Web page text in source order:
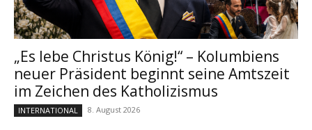
„Es lebe Christus König!“ – Kolumbiens
neuer Präsident beginnt seine Amtszeit
im Zeichen des Katholizismus
INTERNATIONAL 8. August 2026